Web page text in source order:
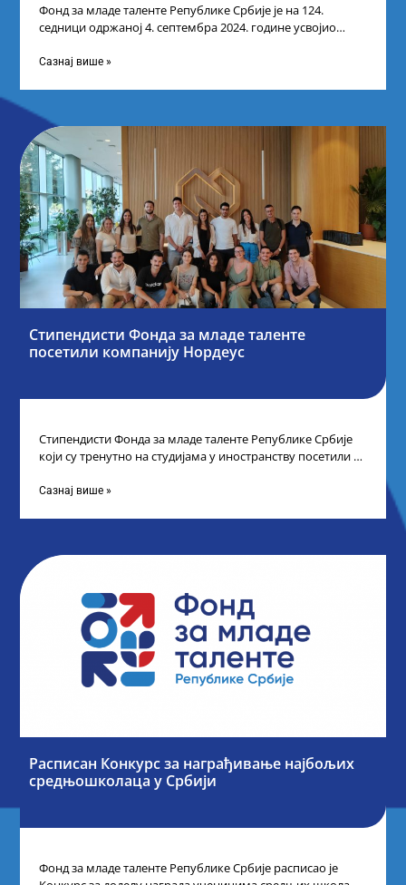
Фонд за младе таленте Републике Србије је на 124.
седници одржаној 4. септембра 2024. године усвојио
Сазнај више »
Стипендисти Фонда за младе таленте
посетили компанију Нордеус
Стипендисти Фонда за младе таленте Републике Србије
који су тренутно на студијама у иностранству посетили су
Сазнај више »
Расписан Конкурс за награђивање најбољих
средњошколаца у Србији
Фонд за младе таленте Републике Србије расписао је